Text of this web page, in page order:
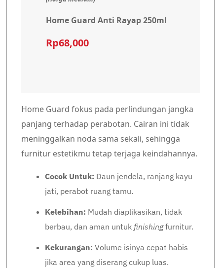
Home Guard Anti Rayap 250ml
Rp68,000
Home Guard fokus pada perlindungan jangka
panjang terhadap perabotan. Cairan ini tidak
meninggalkan noda sama sekali, sehingga
furnitur estetikmu tetap terjaga keindahannya.
Cocok Untuk: Daun jendela, ranjang kayu
jati, perabot ruang tamu.
Kelebihan: Mudah diaplikasikan, tidak
berbau, dan aman untuk finishingfurnitur.
Kekurangan: Volume isinya cepat habis
jika area yang diserang cukup luas.